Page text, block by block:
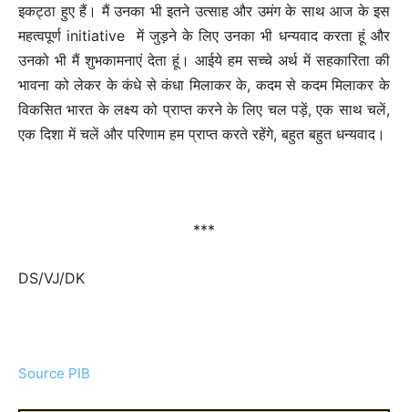
इकट्ठा हुए हैं। मैं उनका भी इतने उत्साह और उमंग के साथ आज के इस
महत्वपूर्ण initiative में जुड़ने के लिए उनका भी धन्यवाद करता हूं और
उनको भी मैं शुभकामनाएं देता हूं। आईये हम सच्चे अर्थ में सहकारिता की
भावना को लेकर के कंधे से कंधा मिलाकर के, कदम से कदम मिलाकर के
विकसित भारत के लक्ष्य को प्राप्त करने के लिए चल पड़ें, एक साथ चलें,
एक दिशा में चलें और परिणाम हम प्राप्त करते रहेंगे, बहुत बहुत धन्यवाद।
***
DS/VJ/DK
Source PIB